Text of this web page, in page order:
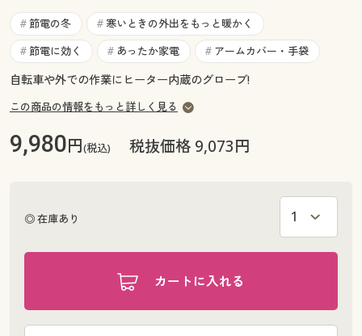
閲覧履歴
お気に入り
ご利用ガイド
サポート
ご利用ガイド
# 節電の冬 # 寒いときの外出をもっと暖かく
# 節電に効く # あったか家電 # アームカバー・手袋
自転車や外での作業にヒーター内蔵のグローブ!
この商品の情報をもっと詳しく見る
9,980円(税込) 税抜価格 9,073円
◎ 在庫あり
カートに入れる